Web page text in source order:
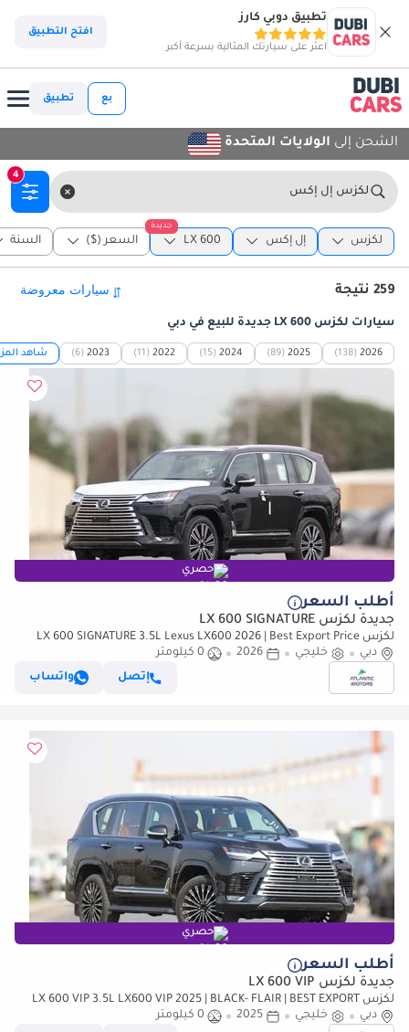
تطبيق دوبي كارز
اعثر على سيارتك المثالية بسرعة أكبر
افتح التطبيق
بع تطبيق
الشحن إلى الولايات المتحدة
لكزس إل إكس
4
لكزس إل إكس
جديدة
LX 600 السعر ($) السنة
259 نتيجة
سيارات لكزس LX 600 جديدة للبيع في دبي
2026
(138)
2025
(89)
2024
(15)
2022
(11)
2023
(6) شاهد
حصري
أطلب السعر
جديدة لكزس LX 600 SIGNATURE
لكزس LX 600 SIGNATURE 3.5L Lexus LX600 2026 | Best Export Price
(للتصدير فقط)
دبي خليجي 2026
0 كيلومتر
إتصل
واتساب
حصري
أطلب السعر
جديدة لكزس LX 600 VIP
لكزس LX 600 VIP 3.5L LX600 VIP 2025 | BLACK- FLAIR | BEST EXPORT
PRICE (للتصدير فقط)
دبي خليجي 2025
0 كيلومتر